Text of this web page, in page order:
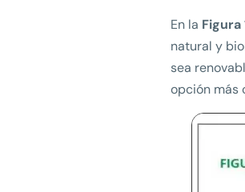
En la Figura
natural y
sea
opción más